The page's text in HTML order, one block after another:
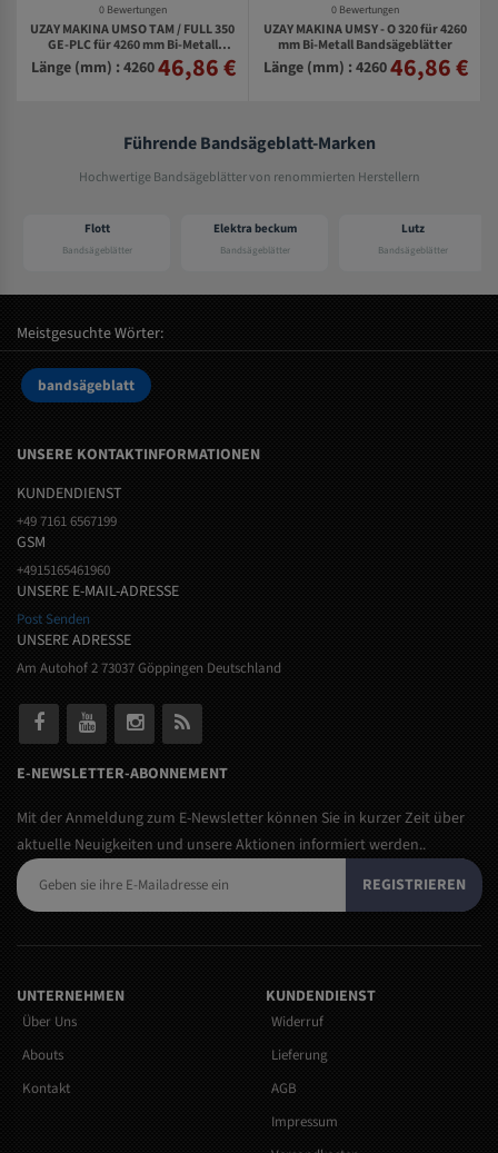
0 Bewertungen
UZAY MAKINA UMSO TAM / FULL 350
GE-PLC für 4260 mm Bi-Metall
Bandsägeblätter
Länge (mm) : 426046,86 €
0 Bewertungen
UZAY MAKINA UMSY - O 320 für 4260
mm Bi-Metall Bandsägeblätter
Länge (mm) : 426046,86 €
Führende Bandsägeblatt-Marken
Hochwertige Bandsägeblätter von renommierten Herstellern
Flott
Bandsägeblätter
Elektra beckum
Bandsägeblätter
Lutz
Bandsägeblätter
Meistgesuchte Wörter:
bandsägeblatt
UNSERE KONTAKTINFORMATIONEN
KUNDENDIENST
+49 7161 6567199
GSM
+4915165461960
UNSERE E-MAIL-ADRESSE
Post Senden
UNSERE ADRESSE
Am Autohof 2 73037 Göppingen Deutschland
E-NEWSLETTER-ABONNEMENT
Mit der Anmeldung zum E-Newsletter können Sie in kurzer Zeit über
aktuelle Neuigkeiten und unsere Aktionen informiert werden..
REGISTRIEREN
UNTERNEHMEN
Über Uns
Abouts
Kontakt
KUNDENDIENST
Widerruf
Lieferung
AGB
Impressum